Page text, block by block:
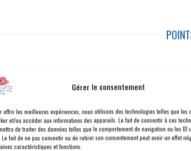
Gérer le consentement
offrir les meilleures expériences, nous utilisons des technologies telles que les
et/ou accéder aux informations des appareils. Le fait de consentir à ces
de traiter des données telles que le comportement de navigation ou les ID
Le fait de ne pas consentir ou de retirer son consentement peut avoir un effet
caractéristiques et fonctions.
TRANSFERT, TRANSMISSION
ARRÊT
UCONNECT 5 NAV AVEC ÉCRAN 12,3 POUCES